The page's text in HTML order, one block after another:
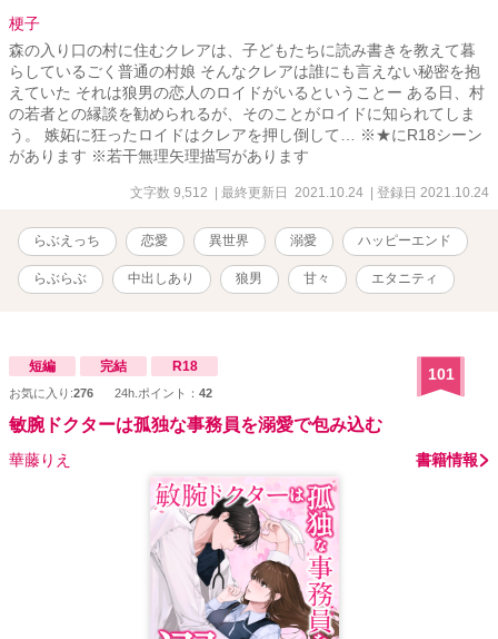
梗子
森の入り口の村に住むクレアは、子どもたちに読み書きを教えて暮
らしているごく普通の村娘 そんなクレアは誰にも言えない秘密を抱
えていた それは狼男の恋人のロイドがいるということー ある日、村
の若者との縁談を勧められるが、そのことがロイドに知られてしま
う。 嫉妬に狂ったロイドはクレアを押し倒して… ※★にR18シーン
があります ※若干無理矢理描写があります
文字数 9,512 | 最終更新日 2021.10.24 | 登録日 2021.10.24
らぶえっち 恋愛 異世界 溺愛 ハッピーエンド
らぶらぶ 中出しあり 狼男 甘々 エタニティ
短編 完結 R18
お気に入り:276 24h.ポイント： 42
101
敏腕ドクターは孤独な事務員を溺愛で包み込む
華藤りえ 書籍情報